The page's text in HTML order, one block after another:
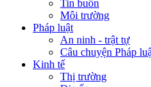
Tin buồn
Môi trường
Pháp luật
An ninh - trật tự
Câu chuyện Pháp
Kinh tế
Thị trường